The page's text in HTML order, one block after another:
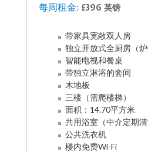
每周租金: £396 英镑
带家具宽敞双人房
独立开放式全厨房（炉
智能电视和餐桌
带独立淋浴的套间
木地板
三楼（需爬楼梯）
面积：14.70平方米
共用浴室（中介定期清
公共洗衣机
楼内免费Wi-Fi